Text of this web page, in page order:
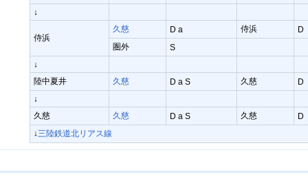
↓
侍浜
久慈 D a 侍浜
D
圏外
S
↓
陸中夏井
久慈 D a S 久慈
D
↓
久慈
久慈 D a S 久慈
D
↓三陸鉄道北リアス線